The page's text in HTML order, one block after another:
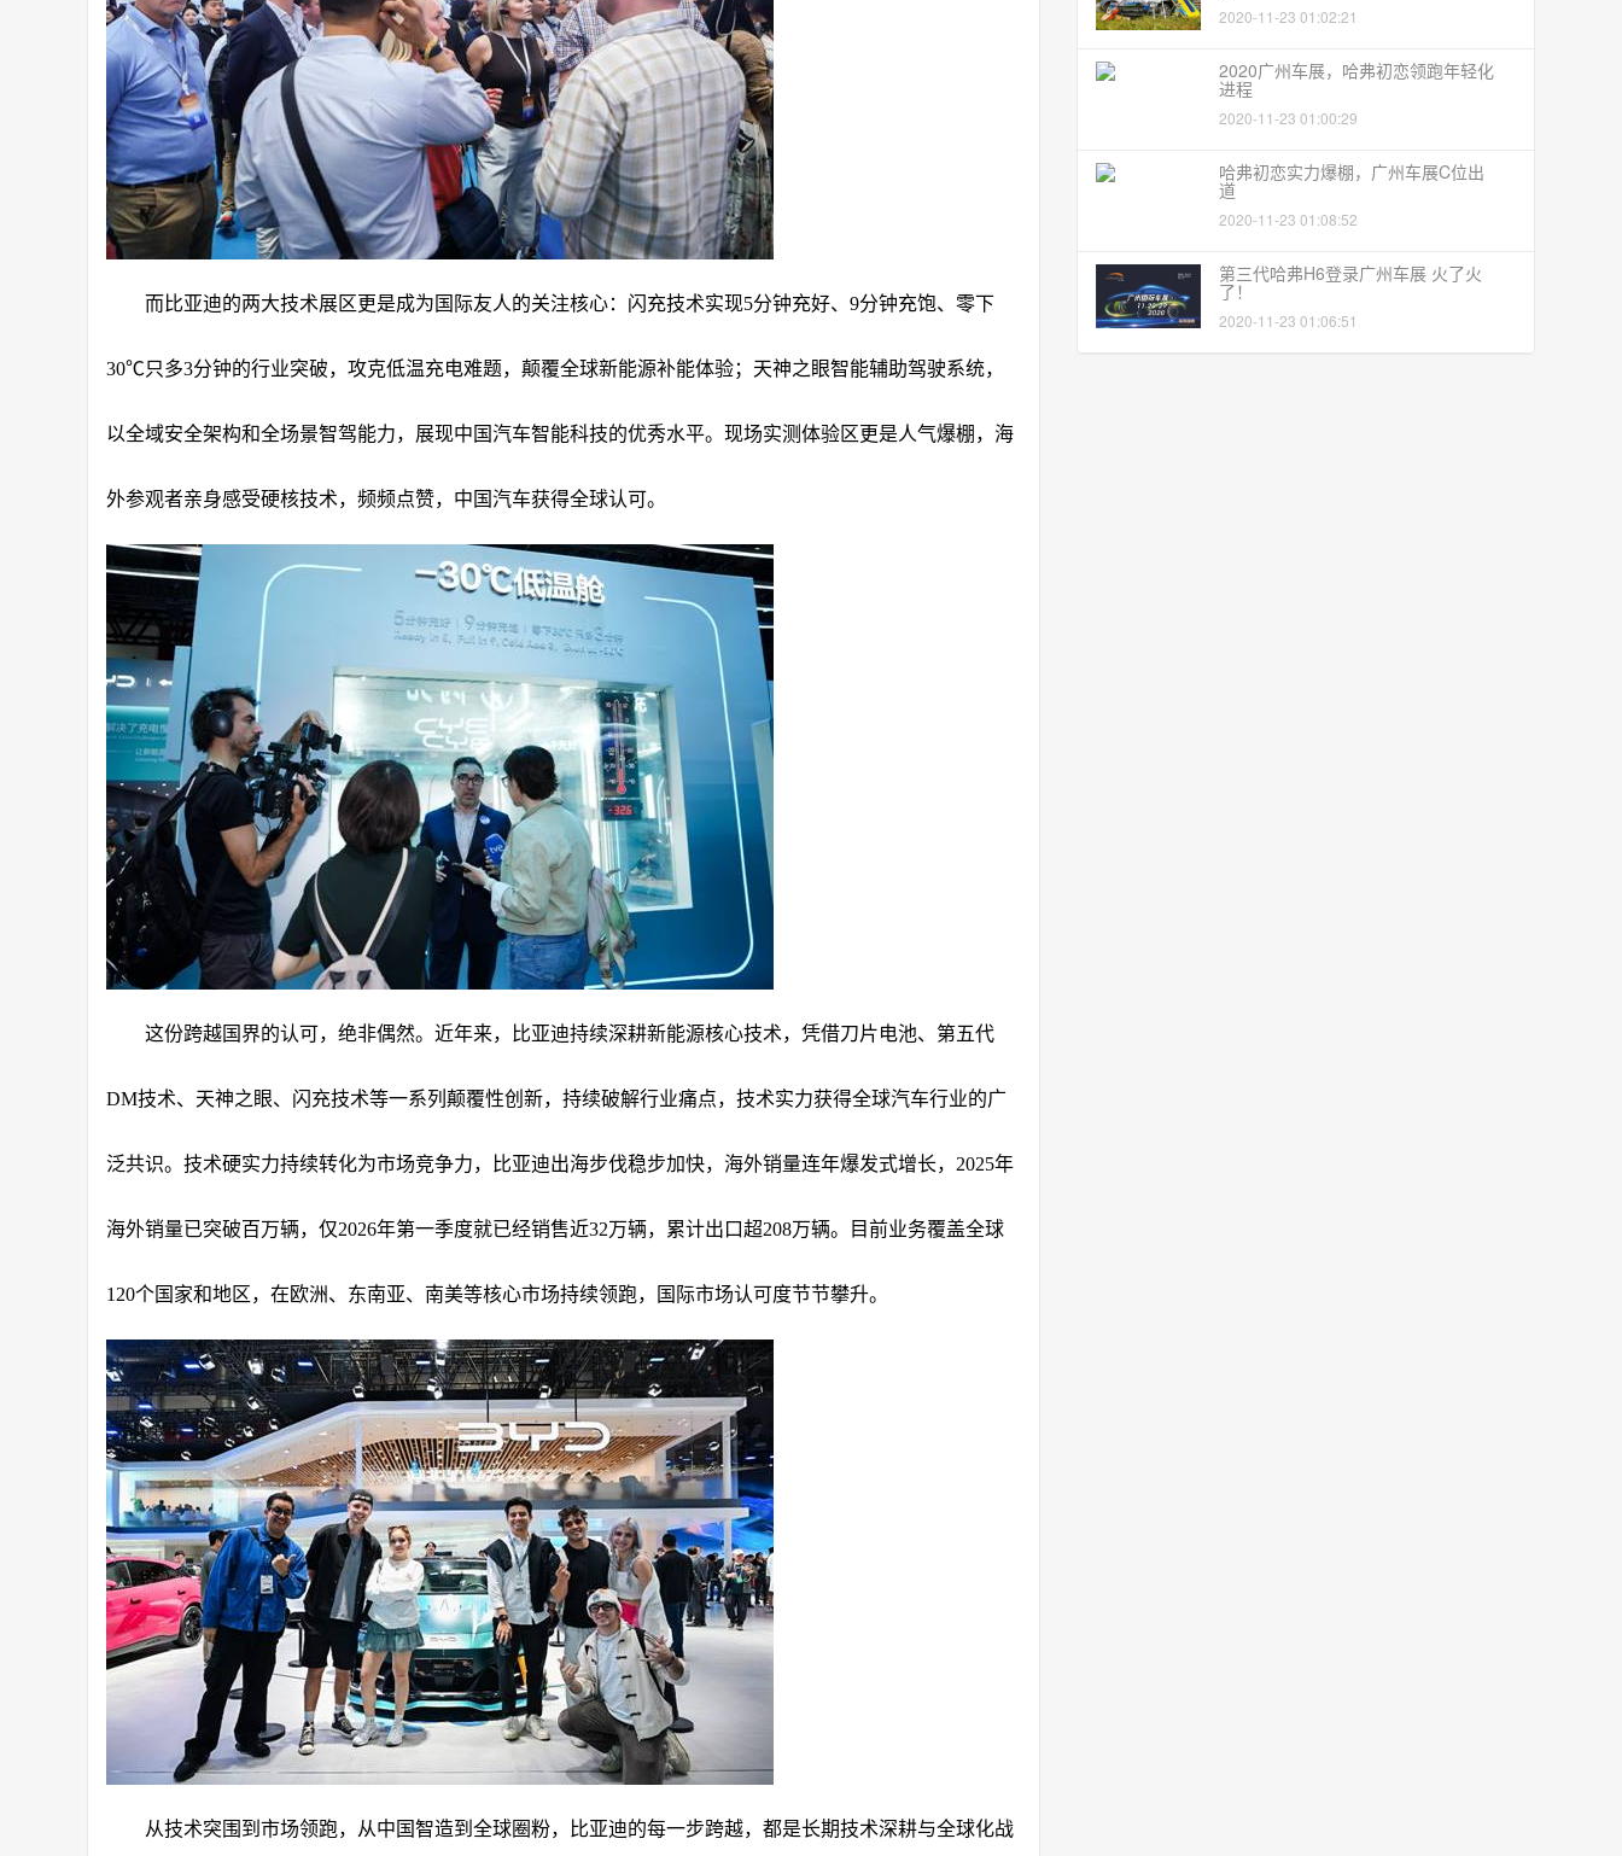
而比亚迪的两大技术展区更是成为国际友人的关注核心：闪充技术实现5分钟充好、9分钟充饱、零下
30℃只多3分钟的行业突破，攻克低温充电难题，颠覆全球新能源补能体验；天神之眼智能辅助驾驶系统，
以全域安全架构和全场景智驾能力，展现中国汽车智能科技的优秀水平。现场实测体验区更是人气爆棚，海
外参观者亲身感受硬核技术，频频点赞，中国汽车获得全球认可。
这份跨越国界的认可，绝非偶然。近年来，比亚迪持续深耕新能源核心技术，凭借刀片电池、第五代
DM技术、天神之眼、闪充技术等一系列颠覆性创新，持续破解行业痛点，技术实力获得全球汽车行业的广
泛共识。技术硬实力持续转化为市场竞争力，比亚迪出海步伐稳步加快，海外销量连年爆发式增长，2025年
海外销量已突破百万辆，仅2026年第一季度就已经销售近32万辆，累计出口超208万辆。目前业务覆盖全球
120个国家和地区，在欧洲、东南亚、南美等核心市场持续领跑，国际市场认可度节节攀升。
从技术突围到市场领跑，从中国智造到全球圈粉，比亚迪的每一步跨越，都是长期技术深耕与全球化战
2020-11-23 01:02:21
2020广州车展，哈弗初恋领跑年轻化
进程
2020-11-23 01:00:29
哈弗初恋实力爆棚，广州车展C位出
道
2020-11-23 01:08:52
第三代哈弗H6登录广州车展 火了火
了！
2020-11-23 01:06:51